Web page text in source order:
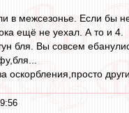
в межсезонье. Если бы
ещё не уехал. А то и 4.
бля. Вы совсем
оскорбления,просто